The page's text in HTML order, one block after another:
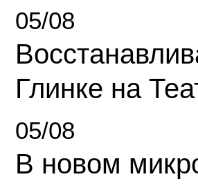
05/08
Глинке на
05/08
В новом